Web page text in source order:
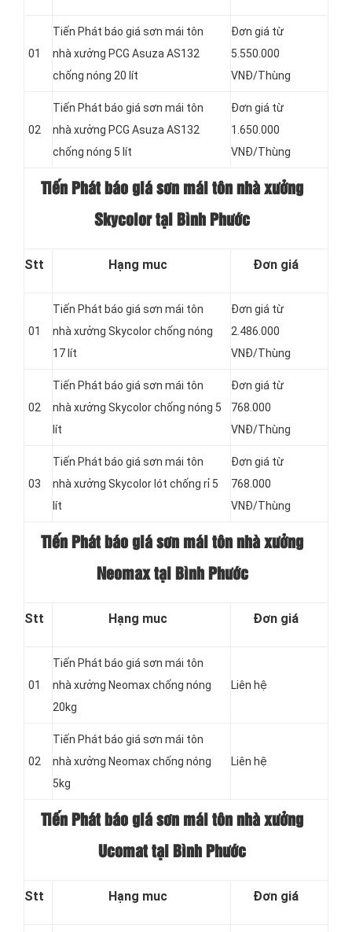
01
Tiến Phát báo giá sơn mái tôn
nhà xưởng PCG Asuza AS132
chống nóng 20 lít
Đơn giá từ
5.550.000
VNĐ/Thùng
02
Tiến Phát báo giá sơn mái tôn
nhà xưởng PCG Asuza AS132
chống nóng 5 lít
Đơn giá từ
1.650.000
VNĐ/Thùng
Tiến Phát báo giá sơn mái tôn nhà xưởng
Skycolor tại Bình Phước
Stt Hạng muc Đơn giá
01
Tiến Phát báo giá sơn mái tôn
nhà xưởng Skycolor chống nóng
17 lít
Đơn giá từ
2.486.000
VNĐ/Thùng
02
Tiến Phát báo giá sơn mái tôn
nhà xưởng Skycolor chống nóng 5
lít
Đơn giá từ
768.000
VNĐ/Thùng
03
Tiến Phát báo giá sơn mái tôn
nhà xưởng Skycolor lót chống rỉ 5
lít
Đơn giá từ
768.000
VNĐ/Thùng
Tiến Phát báo giá sơn mái tôn nhà xưởng
Neomax tại Bình Phước
Stt Hạng muc Đơn giá
01
Tiến Phát báo giá sơn mái tôn
nhà xưởng Neomax chống nóng
20kg
Liên hệ
02
Tiến Phát báo giá sơn mái tôn
nhà xưởng Neomax chống nóng
5kg
Liên hệ
Tiến Phát báo giá sơn mái tôn nhà xưởng
Ucomat tại Bình Phước
Stt Hạng muc Đơn giá